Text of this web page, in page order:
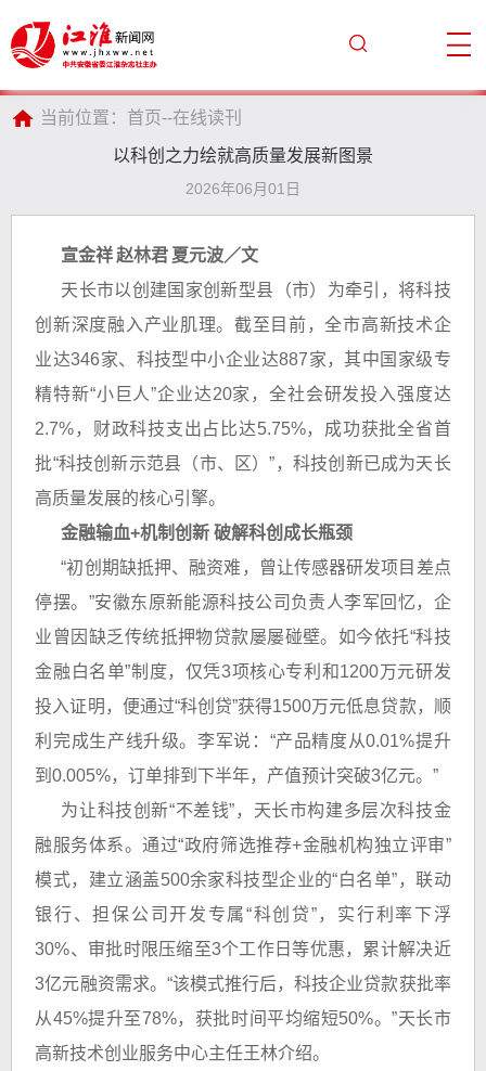
当前位置： 首页--在线读刊
以科创之力绘就高质量发展新图景
2026年06月01日
宣金祥赵林君夏元波／文
天长市以创建国家创新型县（市）为牵引，将科技
创新深度融入产业肌理。截至目前，全市高新技术企
业达346家、科技型中小企业达887家，其中国家级专
精特新“小巨人”企业达20家，全社会研发投入强度达
2.7%，财政科技支出占比达5.75%，成功获批全省首
批“科技创新示范县（市、区）”，科技创新已成为天长
高质量发展的核心引擎。
金融输血+机制创新 破解科创成长瓶颈
“初创期缺抵押、融资难，曾让传感器研发项目差点
停摆。”安徽东原新能源科技公司负责人李军回忆，企
业曾因缺乏传统抵押物贷款屡屡碰壁。如今依托“科技
金融白名单”制度，仅凭3项核心专利和1200万元研发
投入证明，便通过“科创贷”获得1500万元低息贷款，顺
利完成生产线升级。李军说：“产品精度从0.01%提升
到0.005%，订单排到下半年，产值预计突破3亿元。”
为让科技创新“不差钱”，天长市构建多层次科技金
融服务体系。通过“政府筛选推荐+金融机构独立评审”
模式，建立涵盖500余家科技型企业的“白名单”，联动
银行、担保公司开发专属“科创贷”，实行利率下浮
30%、审批时限压缩至3个工作日等优惠，累计解决近
3亿元融资需求。“该模式推行后，科技企业贷款获批率
从45%提升至78%，获批时间平均缩短50%。”天长市
高新技术创业服务中心主任王林介绍。